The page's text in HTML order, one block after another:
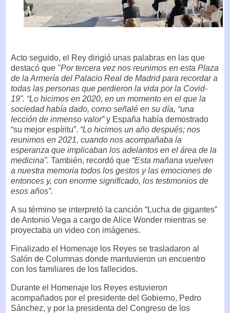
Acto seguido, el Rey dirigió unas palabras en las que
destacó que "Por tercera vez nos reunimos en esta Plaza
de la Armería del Palacio Real de Madrid para recordar a
todas las personas que perdieron la vida por la Covid-
19”. “Lo hicimos en 2020, en un momento en el que la
sociedad había dado, como señalé en su día, “una
lección de inmenso valor”y España había demostrado
“su mejor espíritu”. “Lo hicimos un año después; nos
reunimos en 2021, cuando nos acompañaba la
esperanza que implicaban los adelantos en el área de la
medicina”. También, recordó que “Esta mañana vuelven
a nuestra memoria todos los gestos y las emociones de
entonces y, con enorme significado, los testimonios de
esos años”.
A su término se interpretó la canción “Lucha de gigantes”
de Antonio Vega a cargo de Alice Wonder mientras se
proyectaba un video con imágenes.
Finalizado el Homenaje los Reyes se trasladaron al
Salón de Columnas donde mantuvieron un encuentro
con los familiares de los fallecidos.
Durante el Homenaje los Reyes estuvieron
acompañados por el presidente del Gobierno, Pedro
Sánchez, y por la presidenta del Congreso de los